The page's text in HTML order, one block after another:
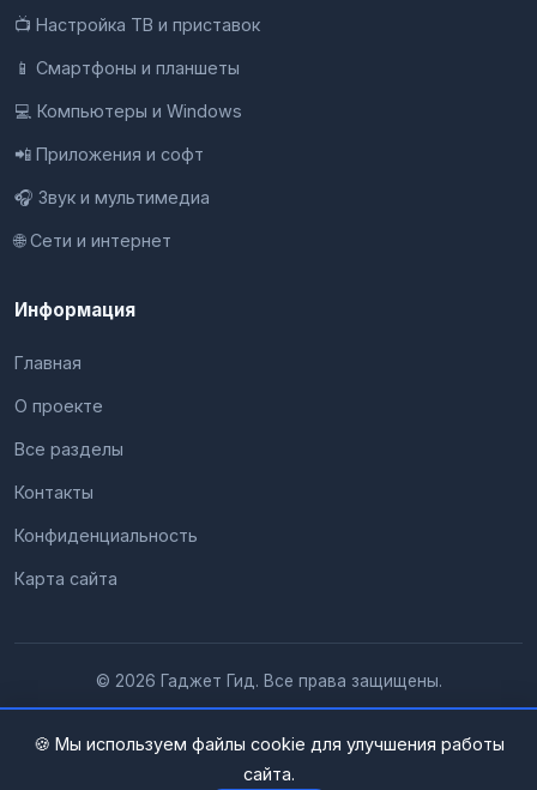
📺 Настройка ТВ и приставок
📱 Смартфоны и планшеты
💻 Компьютеры и Windows
📲 Приложения и софт
🎧 Звук и мультимедиа
🌐 Сети и интернет
Информация
Главная
О проекте
Все разделы
Контакты
Конфиденциальность
Карта сайта
© 2026 Гаджет Гид. Все права защищены.
🍪 Мы используем файлы cookie для улучшения работы
сайта.